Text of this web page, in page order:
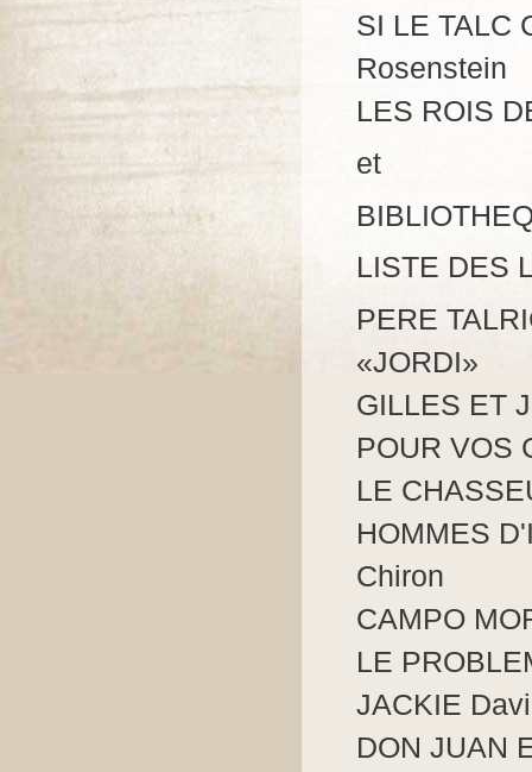
SI LE TALC
Rosenstein
LES ROIS
et
LISTE DES
PERE
«JORDI»
GILLES ET
POUR VOS
LE
HOMMES
Chiron
CAMPO
LE
JACKIE
DON JUAN